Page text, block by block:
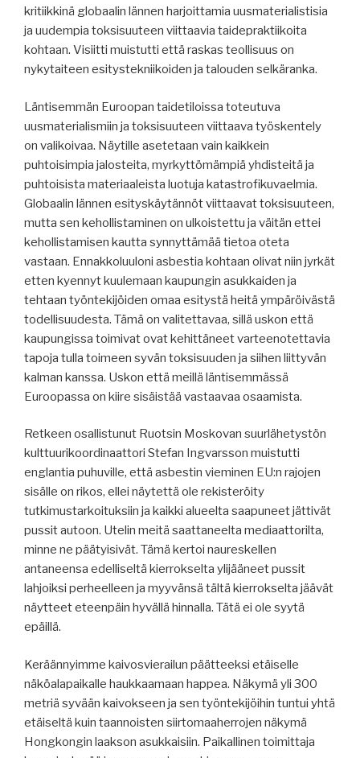
kritiikkinä globaalin lännen harjoittamia uusmaterialistisia
ja uudempia toksisuuteen viittaavia taidepraktiikoita
kohtaan. Visiitti muistutti että raskas teollisuus on
nykytaiteen esitystekniikoiden ja talouden selkäranka.
Läntisemmän Euroopan taidetiloissa toteutuva
uusmaterialismiin ja toksisuuteen viittaava työskentely
on valikoivaa. Näytille asetetaan vain kaikkein
puhtoisimpia jalosteita, myrkyttömämpiä yhdisteitä ja
puhtoisista materiaaleista luotuja katastrofikuvaelmia.
Globaalin lännen esityskäytännöt viittaavat toksisuuteen,
mutta sen kehollistaminen on ulkoistettu ja väitän ettei
kehollistamisen kautta synnyttämää tietoa oteta
vastaan. Ennakkoluuloni asbestia kohtaan olivat niin jyrkät
etten kyennyt kuulemaan kaupungin asukkaiden ja
tehtaan työntekijöiden omaa esitystä heitä ympäröivästä
todellisuudesta. Tämä on valitettavaa, sillä uskon että
kaupungissa toimivat ovat kehittäneet varteenotettavia
tapoja tulla toimeen syvän toksisuuden ja siihen liittyvän
kalman kanssa. Uskon että meillä läntisemmässä
Euroopassa on kiire sisäistää vastaavaa osaamista.
Retkeen osallistunut Ruotsin Moskovan suurlähetystön
kulttuurikoordinaattori Stefan Ingvarsson muistutti
englantia puhuville, että asbestin vieminen EU:n rajojen
sisälle on rikos, ellei näytettä ole rekisteröity
tutkimustarkoituksiin ja kaikki alueelta saapuneet jättivät
pussit autoon. Utelin meitä saattaneelta mediaattorilta,
minne ne päätyisivät. Tämä kertoi naureskellen
antaneensa edelliseltä kierrokselta ylijääneet pussit
lahjoiksi perheelleen ja myyvänsä tältä kierrokselta jäävät
näytteet eteenpäin hyvällä hinnalla. Tätä ei ole syytä
epäillä.
Keräännyimme kaivosvierailun päätteeksi etäiselle
näköalapaikalle haukkaamaan happea. Näkymä yli 300
metriä syvään kaivokseen ja sen työntekijöihin tuntui yhtä
etäiseltä kuin taannoisten siirtomaaherrojen näkymä
Hongkongin laakson asukkaisiin. Paikallinen toimittaja